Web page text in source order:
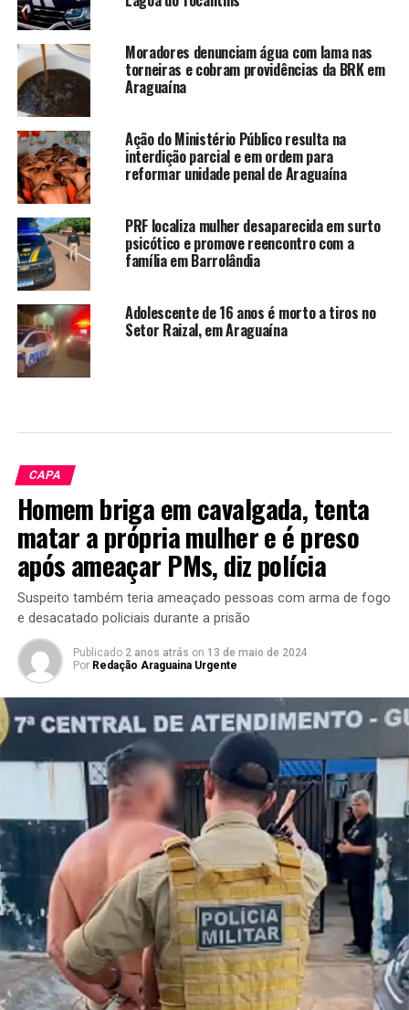
Moradores denunciam água com lama nas
torneiras e cobram providências da BRK em
Araguaína
Ação do Ministério Público resulta na
interdição parcial e em ordem para
reformar unidade penal de Araguaína
PRF localiza mulher desaparecida em surto
psicótico e promove reencontro com a
família em Barrolândia
Adolescente de 16 anos é morto a tiros no
Setor Raizal, em Araguaína
CAPA
Homem briga em cavalgada, tenta
matar a própria mulher e é preso
após ameaçar PMs, diz polícia
Suspeito também teria ameaçado pessoas com arma de fogo
e desacatado policiais durante a prisão
Publicado 2 anos atrás on 13 de maio de 2024
Por Redação Araguaina Urgente